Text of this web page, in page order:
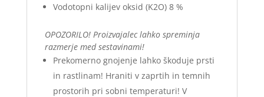
Vodotopni kalijev oksid (K2O) 8 %
OPOZORILO! Proizvajalec lahko spreminja
razmerje med sestavinami!
Prekomerno gnojenje lahko škoduje prsti
in rastlinam! Hraniti v zaprtih in temnih
prostorih pri sobni temperaturi! V